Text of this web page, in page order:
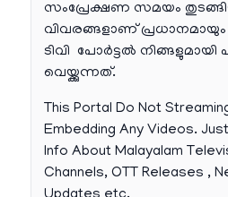
സംപ്രേക്ഷണ സമയം
വിവരങ്ങളാണ് പ്രധാനമായും
ടിവി പോര്‍ട്ടല്‍ നിങ്ങളുമായി
വെയ്ക്കുന്നത്.
This Portal Do Not
Embedding Any Videos.
Info About Malayalam
Channels, OTT Releases ,